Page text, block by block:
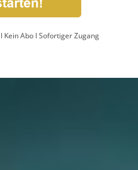
Kein Abo I Sofortiger Zugang